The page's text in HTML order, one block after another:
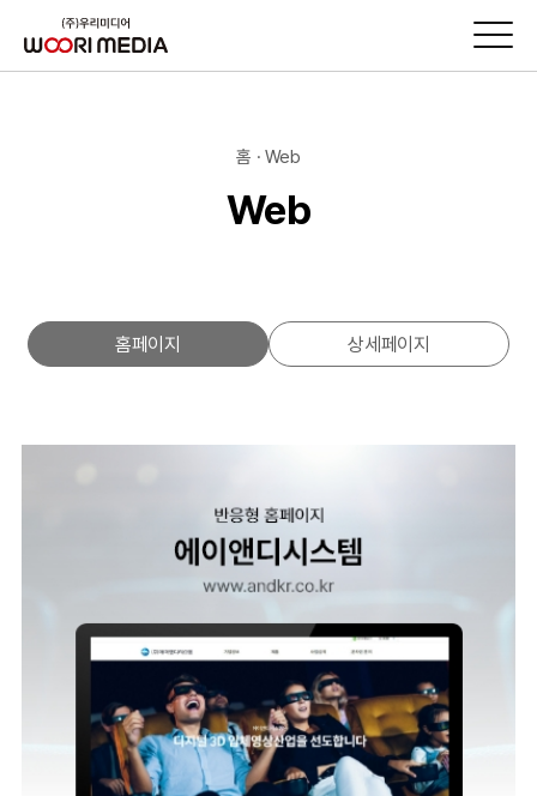
홈 · Web
Web
홈페이지 상세페이지